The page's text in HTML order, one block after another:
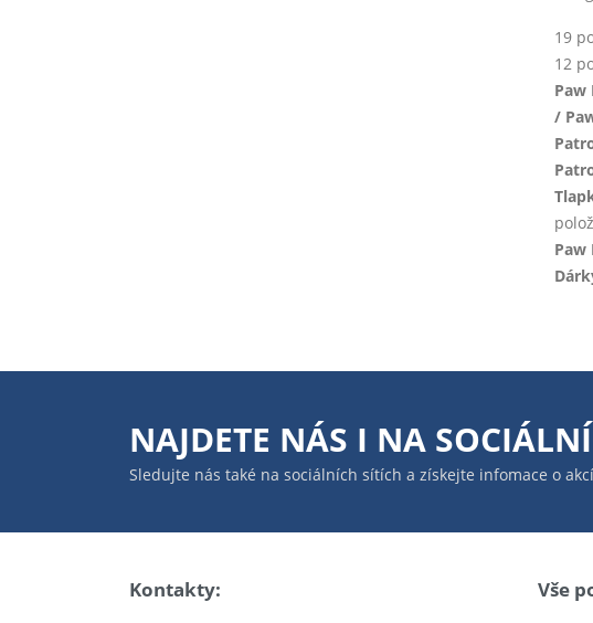
19
12
Paw
/
Paw
NAJDETE NÁS I NA
Sledujte nás také na sociálních sítích a získejte infomace o
Kontakty: Vše